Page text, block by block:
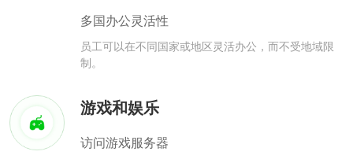
多国办公灵活性
员工可以在不同国家或地区灵活办公，而不受地域限
制。
游戏和娱乐
访问游戏服务器